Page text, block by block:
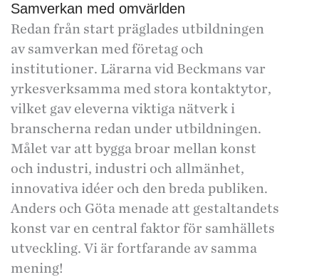
Samverkan med omvärlden
Redan från start präglades utbildningen
av samverkan med företag och
institutioner. Lärarna vid Beckmans var
yrkesverksamma med stora kontaktytor,
vilket gav eleverna viktiga nätverk i
branscherna redan under utbildningen.
Målet var att bygga broar mellan konst
och industri, industri och allmänhet,
innovativa idéer och den breda publiken.
Anders och Göta menade att gestaltandets
konst var en central faktor för samhällets
utveckling. Vi är fortfarande av samma
mening!